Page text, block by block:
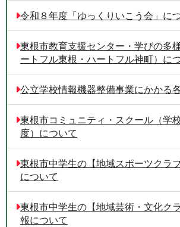
令和８年度「ゆっくりいこう会」に
東根市教育支援センター・学びの多
ートフル東根・ハートフル神町）に
公立学校情報機器整備事業にかかる
東根市コミュニティ・スクール（学
度）について
東根市中学生の【地域スポーツクラ
について
東根市中学生の【地域芸術・文化ク
報について